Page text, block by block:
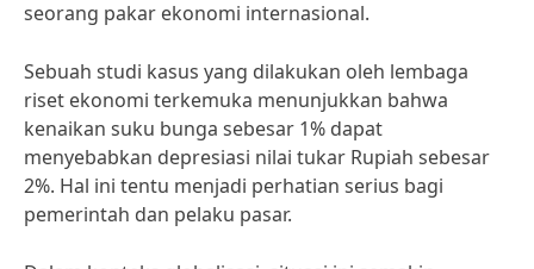
seorang pakar ekonomi internasional.
Sebuah studi kasus yang dilakukan oleh lembaga
riset ekonomi terkemuka menunjukkan bahwa
kenaikan suku bunga sebesar 1% dapat
menyebabkan depresiasi nilai tukar Rupiah sebesar
2%. Hal ini tentu menjadi perhatian serius bagi
pemerintah dan pelaku pasar.